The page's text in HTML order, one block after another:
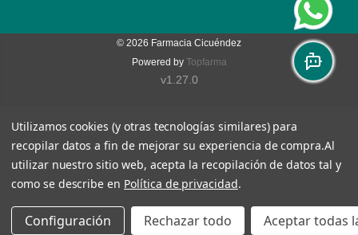
© 2026 Farmacia Cicuéndez
Powered by Topfarma
v1.27.0
Utilizamos cookies (y otras tecnologías similares) para
recopilar datos a fin de mejorar su experiencia de compra.Al
utilizar nuestro sitio web, acepta la recopilación de datos tal y
como se describe en Política de privacidad.
Configuración Rechazar todo Aceptar todas